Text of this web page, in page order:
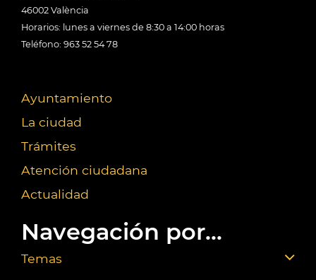
46002 València
Horarios: lunes a viernes de 8:30 a 14:00 horas
Teléfono: 963 52 54 78
Ayuntamiento
La ciudad
Trámites
Atención ciudadana
Actualidad
Navegación por...
Temas